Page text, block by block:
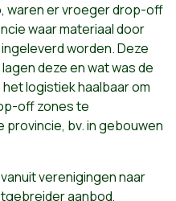
waren er vroeger drop-off
waar materiaal door
worden. Deze
deze en wat was de
logistiek haalbaar om
off zones te
bv. in gebouwen
verenigingen naar
aanbod,